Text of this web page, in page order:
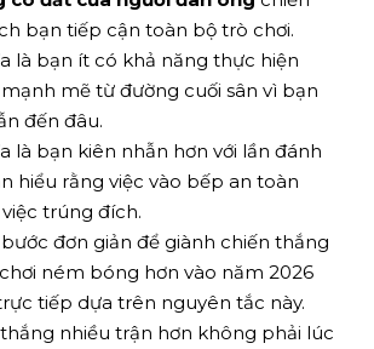
bạn tiếp cận toàn bộ trò chơi.
là bạn ít có khả năng thực hiện
mẽ từ đường cuối sân vì bạn
đến đâu.
là bạn kiên nhẫn hơn với lần đánh
hiểu rằng việc vào bếp an toàn
trúng đích.
đơn giản để giành chiến thắng
ném bóng hơn vào năm 2026
tiếp dựa trên nguyên tắc này.
nhiều trận hơn không phải lúc